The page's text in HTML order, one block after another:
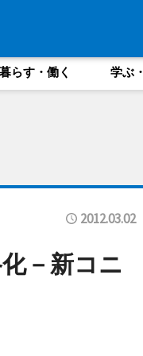
暮らす・働く 学ぶ
2012.03.02
－新コニ